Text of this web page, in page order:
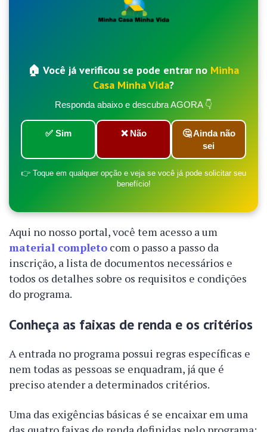
🏠 Você já verificou se pode entrar no Minha
Casa Minha Vida?
Responda abaixo e descubra AGORA 👇
✅ Sim ❌ Não
🤔 Ainda não
sei
👉 Toque em qualquer opção e veja se você já pode solicitar seu
benefício!
Aqui no nosso portal, você tem acesso a um
material completo com o passo a passo da
inscrição, a lista de documentos necessários e
todos os detalhes sobre os requisitos e condições
do programa.
Conheça as faixas de renda e os critérios
A entrada no programa possui regras específicas e
nem todas as pessoas se enquadram, já que é
preciso atender a determinados critérios.
Uma das exigências básicas é se encaixar em uma